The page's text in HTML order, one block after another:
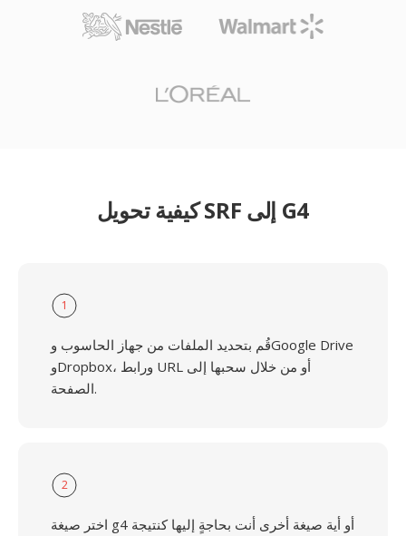
كيفية تحويل SRF إلى G4
1
قُم بتحديد الملفات من جهاز الحاسوب وGoogle Drive
وDropbox، ورابط URL أو من خلال سحبها إلى
الصفحة.
2
اختر صيغة g4 أو أية صيغة أخرى أنت بحاجةٍ إليها كنتيجة